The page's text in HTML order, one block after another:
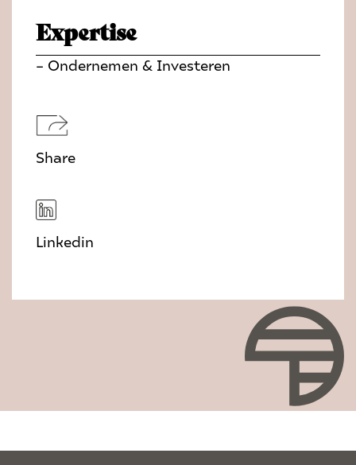
Expertise
– Ondernemen & Investeren
Share
Linkedin